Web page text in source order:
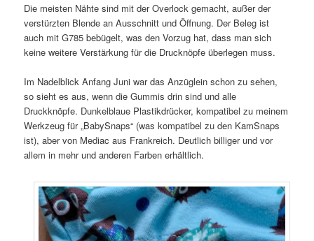
Die meisten Nähte sind mit der Overlock gemacht, außer der
verstürzten Blende an Ausschnitt und Öffnung. Der Beleg ist
auch mit G785 bebügelt, was den Vorzug hat, dass man sich
keine weitere Verstärkung für die Drucknöpfe überlegen muss.
Im Nadelblick Anfang Juni war das Anzüglein schon zu sehen,
so sieht es aus, wenn die Gummis drin sind und alle
Druckknöpfe. Dunkelblaue Plastikdrücker, kompatibel zu meinem
Werkzeug für „BabySnaps“ (was kompatibel zu den KamSnaps
ist), aber von Mediac aus Frankreich. Deutlich billiger und vor
allem in mehr und anderen Farben erhältlich.